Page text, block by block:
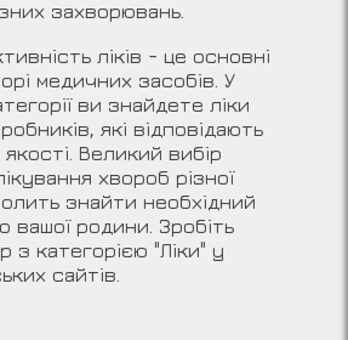
захворювань.
ліків - це основні
медичних засобів. У
ви знайдете ліки
які відповідають
Великий вибір
хвороб різної
знайти необхідний
вашої родини. Зробіть
з категорією "Ліки" у
сайтів.